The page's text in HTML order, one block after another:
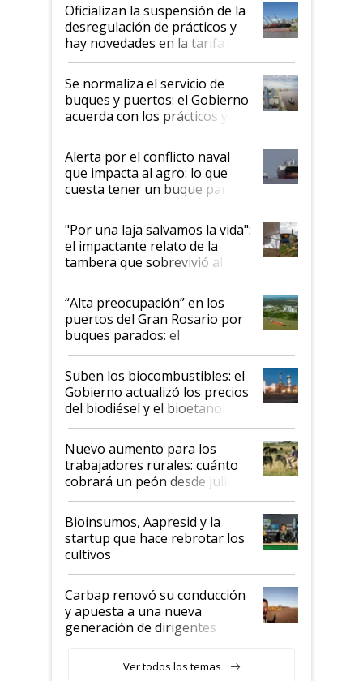
Oficializan la suspensión de la
desregulación de prácticos y
hay novedades en la tarifa de
la hidrovía
Se normaliza el servicio de
buques y puertos: el Gobierno
acuerda con los prácticos y
suspende el decreto de
desregulación
Alerta por el conflicto naval
que impacta al agro: lo que
cuesta tener un buque parado
y el peligro de que Argentina
pase a ser "país sucio"
"Por una laja salvamos la vida":
el impactante relato de la
tambera que sobrevivió al
tornado
“Alta preocupación” en los
puertos del Gran Rosario por
buques parados: el
funcionamiento de las
exportadoras en tensión tras
la medida de fuerza de los
prácticos
Suben los biocombustibles: el
Gobierno actualizó los precios
del biodiésel y el bioetanol
Nuevo aumento para los
trabajadores rurales: cuánto
cobrará un peón desde julio
Bioinsumos, Aapresid y la
startup que hace rebrotar los
cultivos
Carbap renovó su conducción
y apuesta a una nueva
generación de dirigentes
Ver todos los temas